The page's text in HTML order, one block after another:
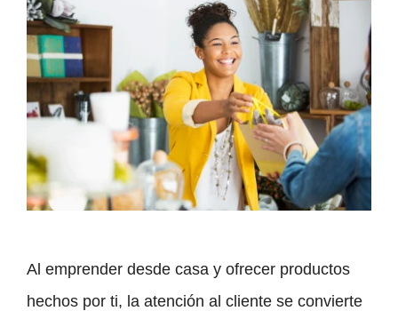
Al emprender desde casa y ofrecer productos
hechos por ti, la atención al cliente se convierte